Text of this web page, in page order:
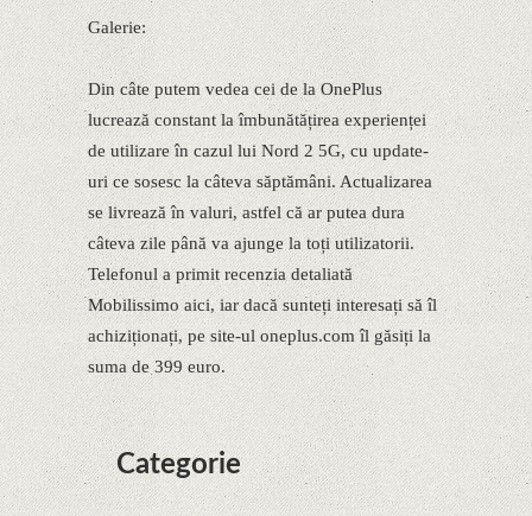
Galerie:
Din câte putem vedea cei de la OnePlus
lucrează constant la îmbunătățirea experienței
de utilizare în cazul lui Nord 2 5G, cu update-
uri ce sosesc la câteva săptămâni. Actualizarea
se livrează în valuri, astfel că ar putea dura
câteva zile până va ajunge la toți utilizatorii.
Telefonul a primit recenzia detaliată
Mobilissimo aici, iar dacă sunteți interesați să îl
achiziționați, pe site-ul oneplus.com îl găsiți la
suma de 399 euro.
Categorie